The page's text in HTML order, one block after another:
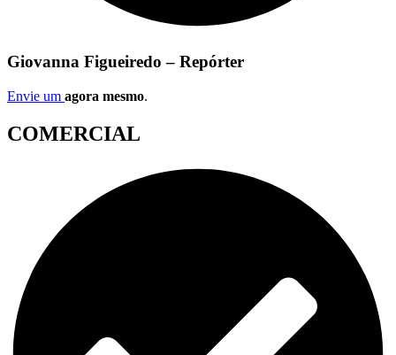
Giovanna Figueiredo – Repórter
Envie um agora mesmo.
COMERCIAL